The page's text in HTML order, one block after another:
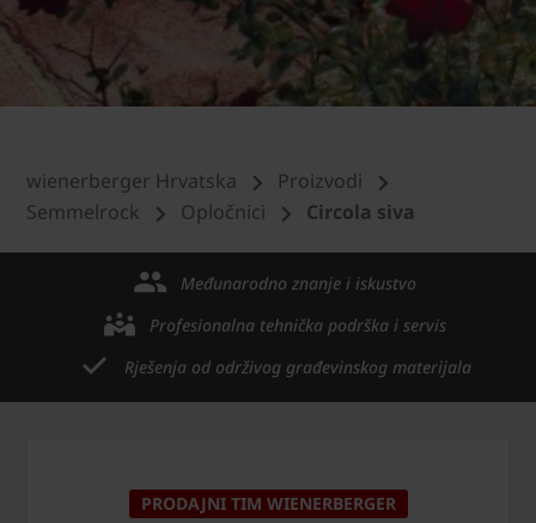
wienerberger Hrvatska
Proizvodi
Semmelrock
Opločnici Circola siva
Međunarodno znanje i iskustvo
Profesionalna tehnička podrška i servis
Rješenja od održivog građevinskog materijala
PRODAJNI TIM WIENERBERGER